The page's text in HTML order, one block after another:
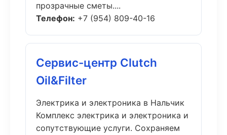
прозрачные сметы....
Телефон: +7 (954) 809-40-16
Сервис-центр Clutch
Oil&Filter
Электрика и электроника в Нальчик
Комплекс электрика и электроника и
сопутствующие услуги. Сохраняем